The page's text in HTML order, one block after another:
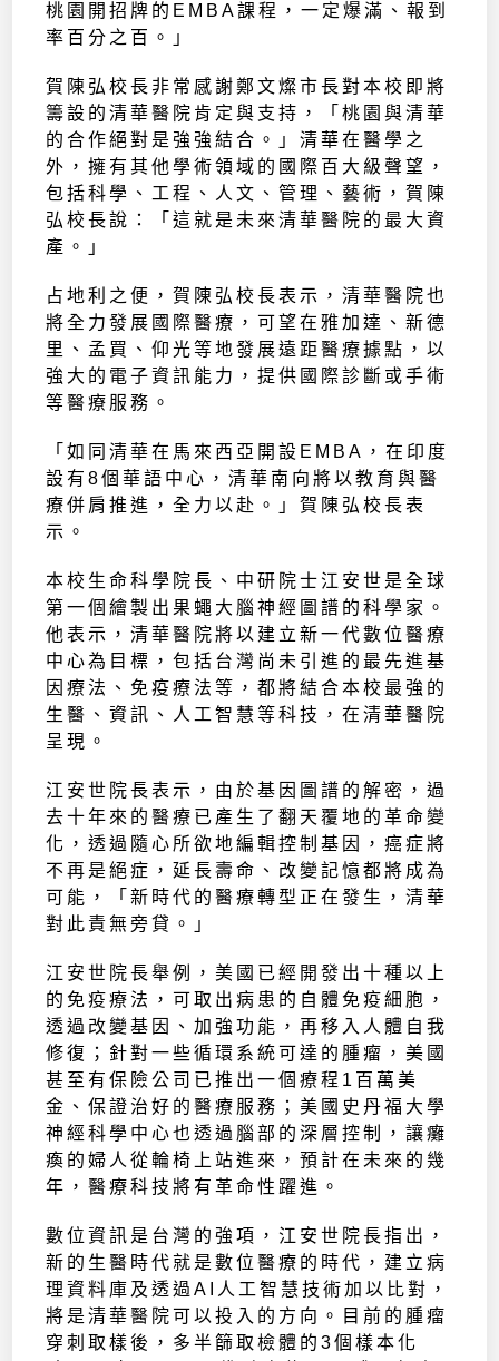
桃園開招牌的EMBA課程，一定爆滿、報到
率百分之百。」
賀陳弘校長非常感謝鄭文燦市長對本校即將
籌設的清華醫院肯定與支持，「桃園與清華
的合作絕對是強強結合。」清華在醫學之
外，擁有其他學術領域的國際百大級聲望，
包括科學、工程、人文、管理、藝術，賀陳
弘校長說：「這就是未來清華醫院的最大資
產。」
占地利之便，賀陳弘校長表示，清華醫院也
將全力發展國際醫療，可望在雅加達、新德
里、孟買、仰光等地發展遠距醫療據點，以
強大的電子資訊能力，提供國際診斷或手術
等醫療服務。
「如同清華在馬來西亞開設EMBA，在印度
設有8個華語中心，清華南向將以教育與醫
療併肩推進，全力以赴。」賀陳弘校長表
示。
本校生命科學院長、中研院士江安世是全球
第一個繪製出果蠅大腦神經圖譜的科學家。
他表示，清華醫院將以建立新一代數位醫療
中心為目標，包括台灣尚未引進的最先進基
因療法、免疫療法等，都將結合本校最強的
生醫、資訊、人工智慧等科技，在清華醫院
呈現。
江安世院長表示，由於基因圖譜的解密，過
去十年來的醫療已產生了翻天覆地的革命變
化，透過隨心所欲地編輯控制基因，癌症將
不再是絕症，延長壽命、改變記憶都將成為
可能，「新時代的醫療轉型正在發生，清華
對此責無旁貸。」
江安世院長舉例，美國已經開發出十種以上
的免疫療法，可取出病患的自體免疫細胞，
透過改變基因、加強功能，再移入人體自我
修復；針對一些循環系統可達的腫瘤，美國
甚至有保險公司已推出一個療程1百萬美
金、保證治好的醫療服務；美國史丹福大學
神經科學中心也透過腦部的深層控制，讓癱
瘓的婦人從輪椅上站進來，預計在未來的幾
年，醫療科技將有革命性躍進。
數位資訊是台灣的強項，江安世院長指出，
新的生醫時代就是數位醫療的時代，建立病
理資料庫及透過AI人工智慧技術加以比對，
將是清華醫院可以投入的方向。目前的腫瘤
穿刺取樣後，多半篩取檢體的3個樣本化